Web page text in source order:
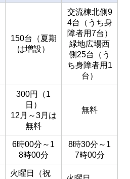
150台（夏期
は増設）
交流棟北側9
4台（うち身
障者用7台）
緑地広場西
側25台（う
ち身障者用1
台）
300円（1
日）
12月～3月は
無料
無料
6時00分～1
8時00分
8時30分～1
7時00分
火曜日（祝